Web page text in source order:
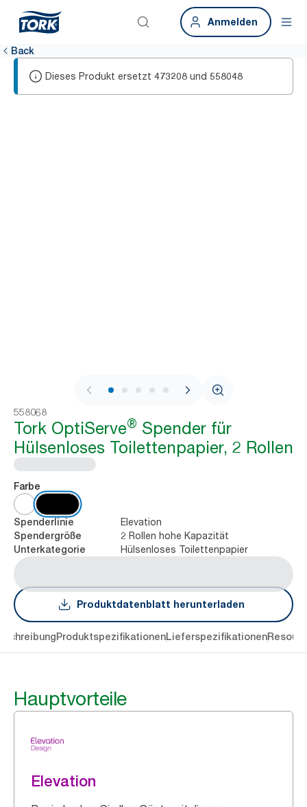
Anmelden
Back
Dieses Produkt ersetzt 473208 und 558048
1 / 8
558068
Tork OptiServe® Spender für
Hülsenloses Toilettenpapier, 2 Rollen
Farbe
Spenderlinie Elevation
Spendergröße 2 Rollen hohe Kapazität
Unterkategorie Hülsenloses Toilettenpapier
Produktdatenblatt herunterladen
ProduktspezifikationenLieferspezifikationen
Hauptvorteile
Elevation